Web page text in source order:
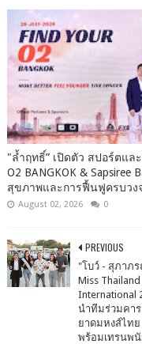
"ล้ำฤทธิ์” เปิดตัว สปอร์ตแล
O2 BANGKOK & Sapsiree
สุขภาพและการฟื้นฟูครบวงจ
August 02, 2026 0
PREVIOUS
"โบว์ - สุภาภ
Miss Thailand
International
นำทีมร่วมคา
ยาดมหงส์ไทย
พร้อมเทรนพ